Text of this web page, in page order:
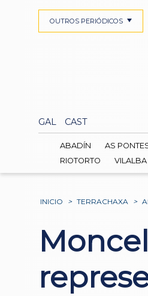
GAL CAST
OUTROS PERIÓDICOS
ABADÍN AS
RIOTORTO
VILALBA
INICIO > TERRACHAXA >